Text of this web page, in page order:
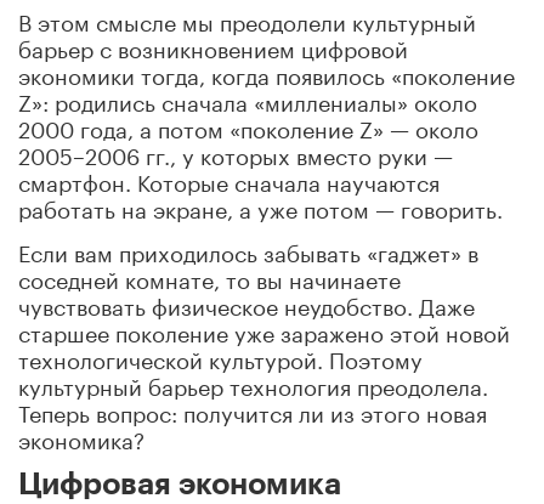
В этом смысле мы преодолели культурный
барьер с возникновением цифровой
экономики тогда, когда появилось «поколение
Z»: родились сначала «миллениалы» около
2000 года, а потом «поколение Z» — около
2005–2006 гг., у которых вместо руки —
смартфон. Которые сначала научаются
работать на экране, а уже потом — говорить.
Если вам приходилось забывать «гаджет» в
соседней комнате, то вы начинаете
чувствовать физическое неудобство. Даже
старшее поколение уже заражено этой новой
технологической культурой. Поэтому
культурный барьер технология преодолела.
Теперь вопрос: получится ли из этого новая
экономика?
Цифровая экономика